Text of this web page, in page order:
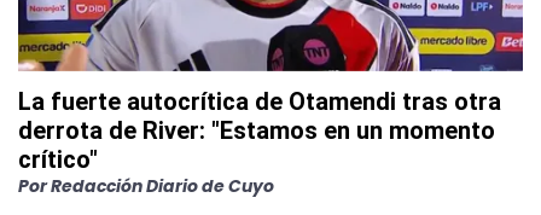
La fuerte autocrítica de Otamendi tras otra
derrota de River: "Estamos en un momento
crítico"
PorRedacción Diario de Cuyo